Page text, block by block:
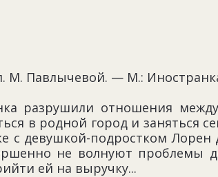
Павлычевой. — М.:
разрушили отношения
в родной город и заняться
с девушкой-подростком
не волнуют проблемы
ей на выручку...